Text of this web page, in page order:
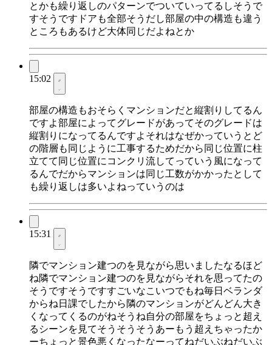
とかも繰り返しのパターンでついていってるしそうで
すそうですドアも全部そうだし部屋の中の構造も違う
ところもあるけど大体同じだよねとか
15:02
部屋の構造もおそらくマンションだと縦割りしてるん
ですよ部屋によってグレードがあってそのグレードは
縦割りになってるんですよそれはなぜかっていうとど
の階層も同じように工事するためだから同じ位置に柱
立てて同じ位置にコンクリ流してっていう風になって
るんでだからマンションは同じ工数がかかったとして
も繰り返しは多いよねっていうのは
15:31
隣でマンション建つのを見ながら思いましたなるほど
ね隣でマンション建つのを見ながらそれを思ってたの
そうですそうですすごいなこいつでもね毎日ベランダ
からね日課でしたから隣のマンションがどんどん大き
くなってくるのがねそうね自分の部屋をちょっと超え
るシーンを見てそうそうそうあーもう超えちゃったか
ーちょっと景色悪くなったなーってねだいぶねだいぶ